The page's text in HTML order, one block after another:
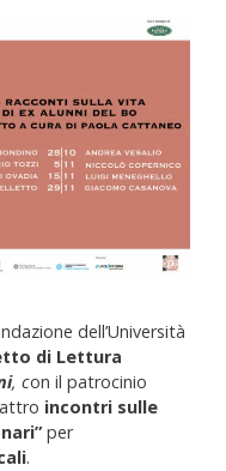
dell’Università
di Lettura
, con il patrocinio
incontri sulle
per
.